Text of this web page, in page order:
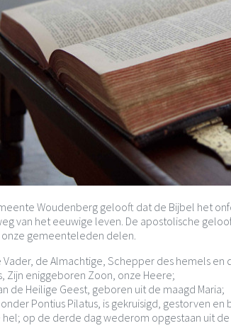
Woudenberg gelooft dat de Bijbel het
van het eeuwige leven. De apostolische
gemeenteleden delen.
Vader, de Almachtige, Schepper des hemels en
Zijn eniggeboren Zoon, onze Heere;
de Heilige Geest, geboren uit de maagd Maria;
Pontius Pilatus, is gekruisigd, gestorven en
op de derde dag wederom opgestaan uit